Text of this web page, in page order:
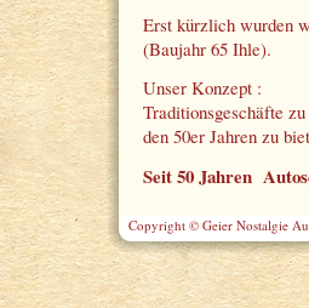
Erst kürzlich wurden
(Baujahr 65 Ihle).
Unser Konzept :
Traditionsgeschäfte
den 50er Jahren zu
Seit 50 Jahren
Copyright © Geier Nostalgie